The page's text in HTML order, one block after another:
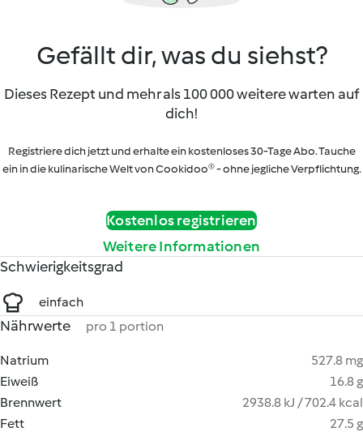
Gefällt dir, was du siehst?
Dieses Rezept und mehr als 100 000 weitere warten auf
dich!
Registriere dich jetzt und erhalte ein kostenloses 30-Tage Abo. Tauche
ein in die kulinarische Welt von Cookidoo® - ohne jegliche Verpflichtung.
Kostenlos registrieren
Weitere Informationen
Schwierigkeitsgrad
einfach
Nährwerte pro 1 portion
Natrium
527.8 mg
Eiweiß
16.8 g
Brennwert
2938.8 kJ / 702.4 kcal
Fett
27.5 g